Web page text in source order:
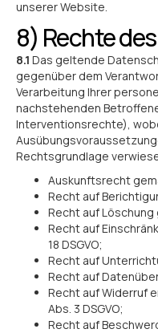
unserer Website.
8) Rechte
8.1 Das geltende
gegenüber dem
Verarbeitung Ihrer
nachstehenden
Interventionsrechte),
Rechtsgrundlage
Auskunftsrecht
Recht auf
Recht auf Löschung
Recht auf
18 DSGVO;
Recht auf
Recht auf
Recht auf Widerruf
Abs. 3 DSGVO;
Recht auf